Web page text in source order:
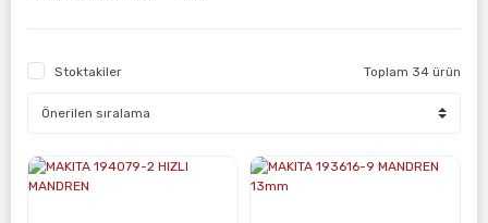
Stoktakiler Toplam 34 ürün